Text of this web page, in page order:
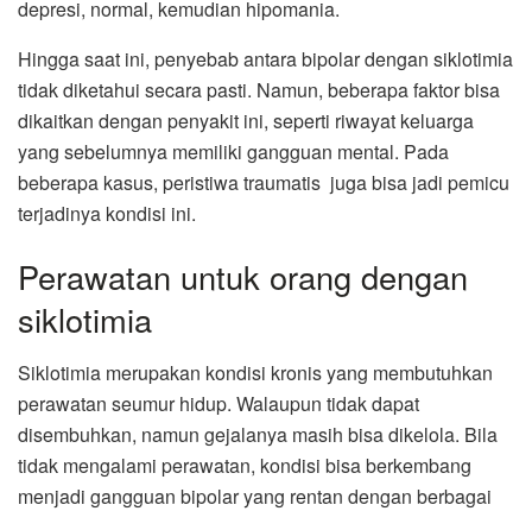
depresi, normal, kemudian hipomania.
Hingga saat ini, penyebab antara bipolar dengan siklotimia
tidak diketahui secara pasti. Namun, beberapa faktor bisa
dikaitkan dengan penyakit ini, seperti riwayat keluarga
yang sebelumnya memiliki gangguan mental. Pada
beberapa kasus, peristiwa traumatis juga bisa jadi pemicu
terjadinya kondisi ini.
Perawatan untuk orang dengan
siklotimia
Siklotimia merupakan kondisi kronis yang membutuhkan
perawatan seumur hidup. Walaupun tidak dapat
disembuhkan, namun gejalanya masih bisa dikelola. Bila
tidak mengalami perawatan, kondisi bisa berkembang
menjadi gangguan bipolar yang rentan dengan berbagai